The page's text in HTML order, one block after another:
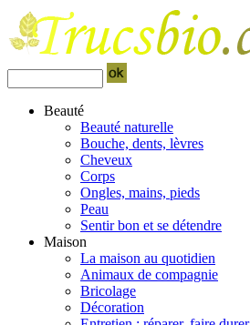
Beauté
Beauté naturelle
Bouche, dents, lèvres
Cheveux
Corps
Ongles, mains, pieds
Peau
Sentir bon et se détendre
Maison
La maison au quotidien
Animaux de compagnie
Bricolage
Décoration